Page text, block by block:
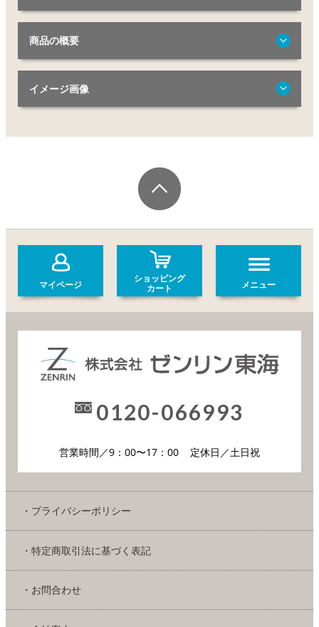
商品の概要
イメージ画像
マイページ
ショッピング
カート
メニュー
0120-066993
営業時間／9：00〜17：00 定休日／土日祝
・プライバシーポリシー
・特定商取引法に基づく表記
・お問合わせ